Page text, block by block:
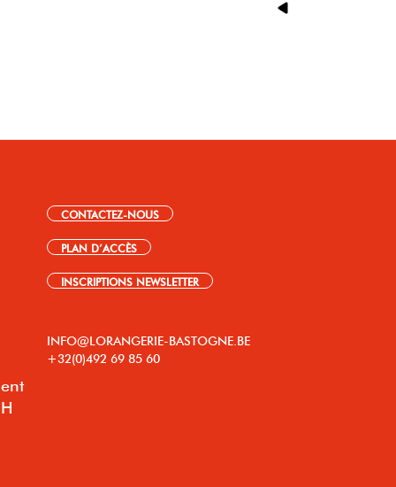
CONTACTEZ-NOUS
PLAN D’ACCÈS
INSCRIPTIONS NEWSLETTER
INFO@LORANGERIE-BASTOGNE.BE
+32(0)492 69 85 60